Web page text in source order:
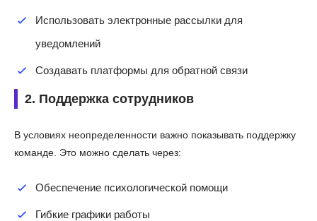
Использовать электронные рассылки для
уведомлений
Создавать платформы для обратной связи
2. Поддержка сотрудников
В условиях неопределенности важно показывать поддержку
команде. Это можно сделать через:
Обеспечение психологической помощи
Гибкие графики работы